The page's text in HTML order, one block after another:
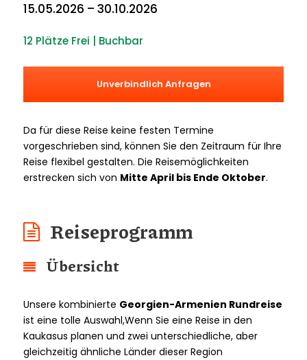
15.05.2026 – 30.10.2026
12 Plätze Frei | Buchbar
Unverbindlich Anfragen
Da für diese Reise keine festen Termine
vorgeschrieben sind, können Sie den Zeitraum für Ihre
Reise flexibel gestalten. Die Reisemöglichkeiten
erstrecken sich von Mitte April bis Ende Oktober.
Reiseprogramm
Übersicht
Unsere kombinierte Georgien-Armenien Rundreise
ist eine tolle Auswahl,Wenn Sie eine Reise in den
Kaukasus planen und zwei unterschiedliche, aber
gleichzeitig ähnliche Länder dieser Region